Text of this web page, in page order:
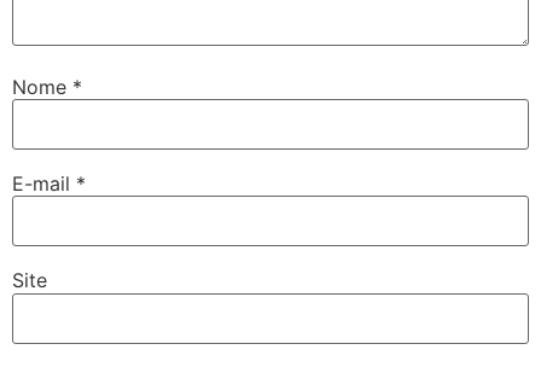
Nome *
E-mail *
Site